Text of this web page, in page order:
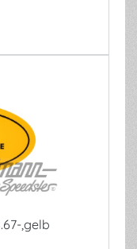
,gelb